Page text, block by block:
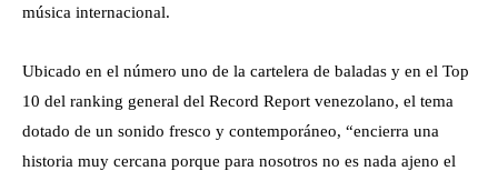
música internacional.
Ubicado en el número uno de la cartelera de baladas y en el Top
10 del ranking general del Record Report venezolano, el tema
dotado de un sonido fresco y contemporáneo, “encierra una
historia muy cercana porque para nosotros no es nada ajeno el